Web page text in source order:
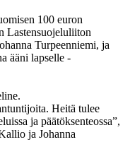
100 euron
Lastensuojeluliiton
Turpeenniemi, ja
ääni lapselle -
Heitä tulee
ja päätöksenteossa”,
ja Johanna